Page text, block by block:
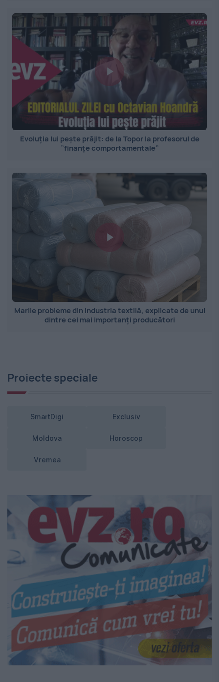
Evoluția lui pește prăjit: de la Topor la profesorul de
”finanțe comportamentale”
Marile probleme din industria textilă, explicate de unul
dintre cei mai importanți producători
Proiecte speciale
SmartDigi Exclusiv
Moldova Horoscop
Vremea